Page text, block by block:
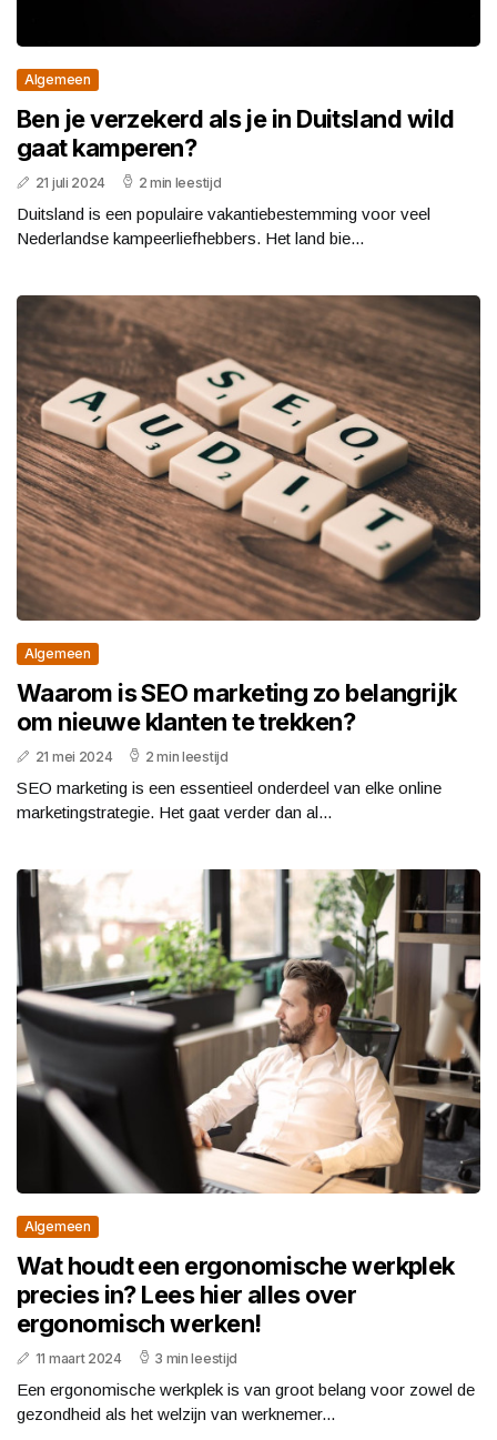
Algemeen
Ben je verzekerd als je in Duitsland wild
gaat kamperen?
21 juli 2024 2 min leestijd
Duitsland is een populaire vakantiebestemming voor veel
Nederlandse kampeerliefhebbers. Het land bie...
Algemeen
Waarom is SEO marketing zo belangrijk
om nieuwe klanten te trekken?
21 mei 2024 2 min leestijd
SEO marketing is een essentieel onderdeel van elke online
marketingstrategie. Het gaat verder dan al...
Algemeen
Wat houdt een ergonomische werkplek
precies in? Lees hier alles over
ergonomisch werken!
11 maart 2024 3 min leestijd
Een ergonomische werkplek is van groot belang voor zowel de
gezondheid als het welzijn van werknemer...